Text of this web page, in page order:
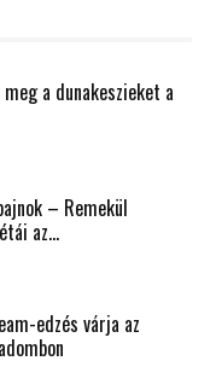
a dunakeszieket a
– Remekül
az...
edzés várja az